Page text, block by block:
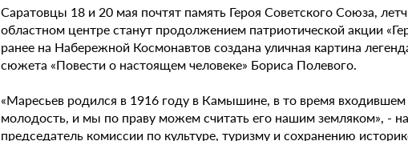
Саратовцы 18 и 20 мая почтят память Героя Советского Союза,
областном центре станут продолжением патриотической акции
ранее на Набережной Космонавтов создана уличная картина
сюжета «Повести о настоящем человеке» Бориса Полевого.
«Маресьев родился в 1916 году в Камышине, в то время
молодость, и мы по праву можем считать его нашим земляком», -
председатель комиссии по культуре, туризму и сохранению